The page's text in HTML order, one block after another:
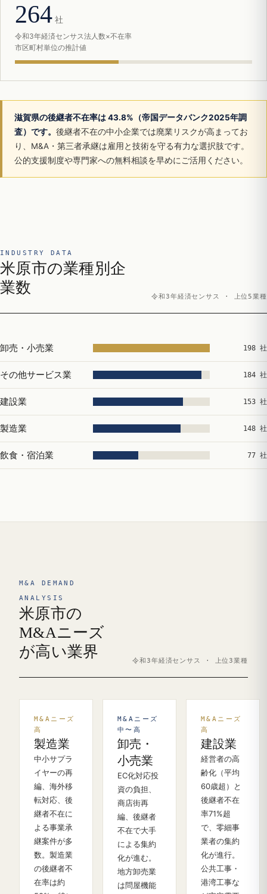
264 社
令和3年経済センサス法人数×不在率
市区町村単位の推計値
滋賀県の後継者不在率は 43.8%（帝国データバンク2025年調
査）です。 後継者不在の中小企業では廃業リスクが高まってお
り、M&A・第三者承継は雇用と技術を守る有力な選択肢です。
公的支援制度や専門家への無料相談を早めにご活用ください。
INDUSTRY DATA
米原市の業種別企
業数
令和3年経済センサス · 上位5業種
卸売・小売業 198 社
その他サービス業 184 社
建設業 153 社
製造業 148 社
飲食・宿泊業 77 社
M&A DEMAND
ANALYSIS
米原市の
M&Aニーズ
が高い業界
令和3年経済センサス · 上位3業種
M&Aニーズ
高
製造業
中小サプラ
イヤーの再
編、海外移
転対応、後
継者不在に
よる事業承
継案件が多
数。製造業
の後継者不
在率は約
M&Aニーズ
中〜高
卸売・
小売業
EC化対応投
資の負担、
商店街再
編、後継者
不在で大手
による集約
化が進む。
地方卸売業
は問屋機能
M&Aニーズ
高
建設業
経営者の高
齢化（平均
60歳超）と
後継者不在
率71%超
で、零細事
業者の集約
化が進行。
公共工事・
港湾工事な